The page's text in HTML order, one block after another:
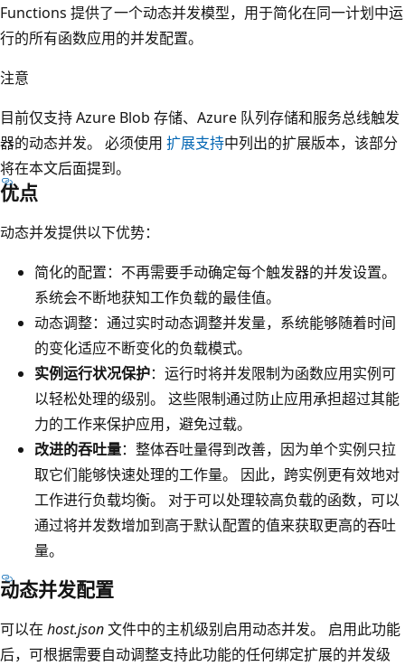
Functions 提供了一个动态并发模型，用于简化在同一计划中运
行的所有函数应用的并发配置。
注意
目前仅支持 Azure Blob 存储、Azure 队列存储和服务总线触发
器的动态并发。 必须使用 扩展支持中列出的扩展版本，该部分
将在本文后面提到。
优点
动态并发提供以下优势：
简化的配置：不再需要手动确定每个触发器的并发设置。
系统会不断地获知工作负载的最佳值。
动态调整：通过实时动态调整并发量，系统能够随着时间
的变化适应不断变化的负载模式。
实例运行状况保护：运行时将并发限制为函数应用实例可
以轻松处理的级别。 这些限制通过防止应用承担超过其能
力的工作来保护应用，避免过载。
改进的吞吐量：整体吞吐量得到改善，因为单个实例只拉
取它们能够快速处理的工作量。 因此，跨实例更有效地对
工作进行负载均衡。 对于可以处理较高负载的函数，可以
通过将并发数增加到高于默认配置的值来获取更高的吞吐
量。
动态并发配置
可以在 host.json文件中的主机级别启用动态并发。 启用此功能
后，可根据需要自动调整支持此功能的任何绑定扩展的并发级